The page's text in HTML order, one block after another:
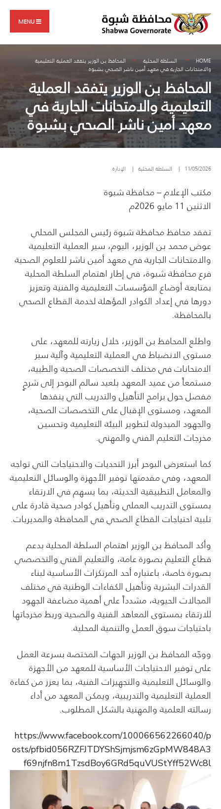
content
MENU
HOME السلطة المحلية
المحافظ بن الوزير يتفقد العملية التعليمية
والامتحانات الجارية في معهد أمين ناشر الصحي بشبوة
المحافظ بن الوزير يتفقد العملية
التعليمية والامتحانات الجارية في
معهد أمين ناشر الصحي بشبوة
11/05/2026
| السلطة المحلية | الإدارة
مكتب الإعلام – محافظة شبوة
الاثنين 11 مايو 2026م
تفقد محافظ محافظة شبوة رئيس المجلس المحلي
عوض محمد بن الوزير، اليوم، سير العملية التعليمية
والامتحانات الجارية في معهد أمين ناشر للعلوم الصحية
فرع محافظة شبوة، في إطار اهتمام السلطة المحلية
بمتابعة أوضاع المؤسسات التعليمية والفنية وتعزيز
دورها في إعداد الكوادر المؤهلة لخدمة القطاع الصحي
بالمحافظة.
واطلع المحافظ بن الوزير، خلال زيارته للمعهد، على
مستوى الانضباط في العملية التعليمية وآلية سير
الامتحانات في مختلف التخصصات الصحية والطبية،
مستمعاً من عميد المعهد بلعيد سالم البوحر إلى شرحٍ
مفصل حول برامج التأهيل والتدريب التي ينفذها
المعهد، ومستوى الإقبال على التخصصات الصحية،
والجهود المبذولة لتطوير البيئة التعليمية وتحسين
مخرجات التعليم الفني والمهني.
كما استعرض البوحر أبرز التحديات والاحتياجات التي تواجه
المعهد، وفي مقدمتها توفير الأجهزة والوسائل التعليمية
والمعامل التطبيقية الحديثة، بما يسهم في الارتقاء
بمستوى التدريب العملي وتأهيل كوادر صحية قادرة على
تلبية احتياجات القطاع الصحي في المحافظة والمديريات.
وأكد المحافظ بن الوزير اهتمام السلطة المحلية بدعم
قطاع التعليم بصورة عامة، والتعليم الفني والتخصصي
بصورة خاصة، باعتباره أحد المرتكزات الأساسية لبناء
القدرات البشرية وتأهيل الكفاءات الوطنية في مختلف
المجالات الحيوية، مشدداً على أهمية مضاعفة الجهود
للارتقاء بمستوى المعاهد الفنية والصحية وربط مخرجاتها
باحتياجات سوق العمل والتنمية المحلية.
ووجّه المحافظ بن الوزير الجهات المختصة بسرعة العمل
على توفير الاحتياجات الأساسية للمعهد من الأجهزة
والوسائل التعليمية والتجهيزات الفنية، بما يعزز من كفاءة
العملية التعليمية والتدريبية، ويمكن المعهد من أداء
رسالته العلمية والمهنية بالشكل المطلوب.
https://www.facebook.com/100066562266040/p
osts/pfbid056RZFJTDYShSjmjsm6zGpMW848A3
f69njfn8m1TzsdBoy6GRd5quVUStYff52Wc8l
for: